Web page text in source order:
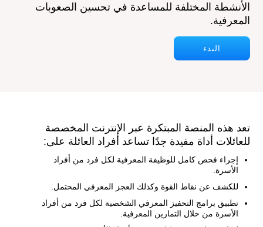
الأنشطة المختلفة للمساعدة في تحسين الصعوبات
المعرفية.
البدء
تعد هذه المنصة المبتكرة عبر الإنترنت المخصصة
للعائلات أداة مفيدة جدًا تساعد أفراد العائلة على:
إجراء فحص كامل للوظيفة المعرفية لكل فرد من أفراد
الأسرة.
للكشف عن نقاط القوة وكذلك العجز المعرفي المحتمل.
تطبيق برامج التحفيز المعرفي الشخصية لكل فرد من أفراد
الأسرة من خلال التمارين المعرفية.